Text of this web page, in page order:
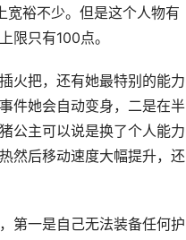
宽裕不少。但是这个人物有
限只有100点。
火把，还有她最特别的能力
件她会自动变身，二是在半
公主可以说是换了个人能力
然后移动速度大幅提升，还
第一是自己无法装备任何护